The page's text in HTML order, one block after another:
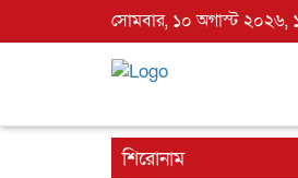
সোমবার, ১০ অগাস্ট ২০২৬,
শিরোনাম